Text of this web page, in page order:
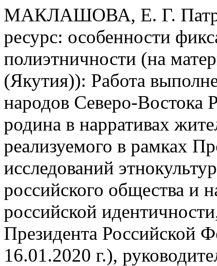
МАКЛАШОВА, Е. Г.
ресурс: особенности
полиэтничности (на
(Якутия)): Работа
народов Северо-Востока
родина в нарративах
реализуемого в рамках
исследований
российского общества и
российской
Президента Российской
16.01.2020 г.),